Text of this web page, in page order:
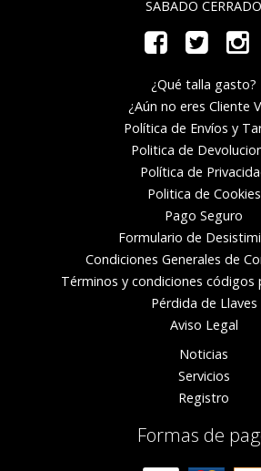
SABADO CERRADO
¿Qué talla gasto?
¿Aún no eres Cliente
Política de Envíos y
Politica de
Política de
Politica de Cookies
Pago Seguro
Formulario de
Condiciones Generales de
Términos y condiciones códigos
Pérdida de Llaves
Aviso Legal
Noticias
Servicios
Registro
Formas de